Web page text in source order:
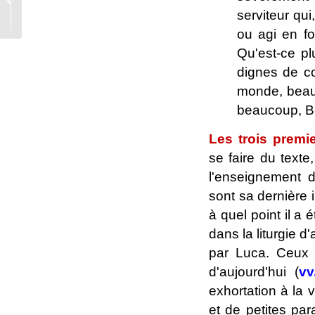
serviteur
ou agi en
Qu'est-ce
dignes de
monde,
beaucoup,
Les trois
se faire du
l'enseignement
sont sa dernière
à quel point il a
dans la liturgie
par Luca.
d'aujourd'hui (
exhortation à la
et de petites